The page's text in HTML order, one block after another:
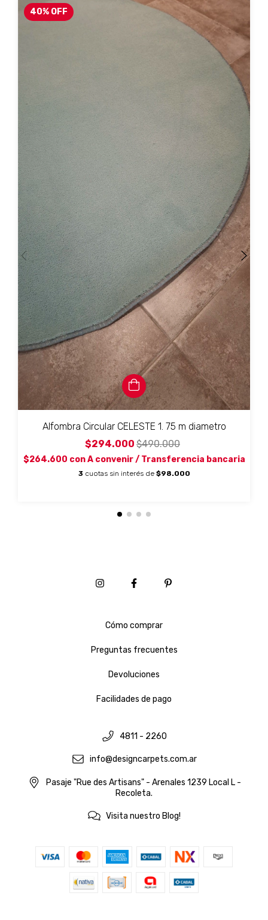
40% OFF
Alfombra Circular CELESTE 1. 75 m diametro
$294.000 $490.000
$264.600 con A convenir / Transferencia bancaria
3 cuotas sin interés de $98.000
Cómo comprar
Preguntas frecuentes
Devoluciones
Facilidades de pago
4811 - 2260
info@designcarpets.com.ar
Pasaje "Rue des Artisans" - Arenales 1239 Local L -
Recoleta.
Visita nuestro Blog!